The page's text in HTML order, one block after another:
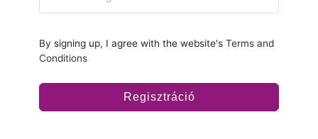
By signing up, I agree with the website's Terms and
Conditions
Regisztráció